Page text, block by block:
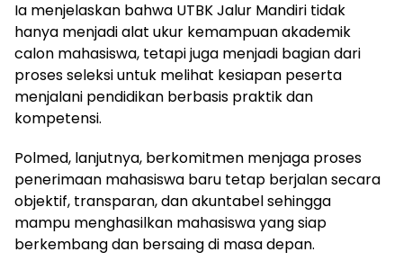
Ia menjelaskan bahwa UTBK Jalur Mandiri tidak
hanya menjadi alat ukur kemampuan akademik
calon mahasiswa, tetapi juga menjadi bagian dari
proses seleksi untuk melihat kesiapan peserta
menjalani pendidikan berbasis praktik dan
kompetensi.
Polmed, lanjutnya, berkomitmen menjaga proses
penerimaan mahasiswa baru tetap berjalan secara
objektif, transparan, dan akuntabel sehingga
mampu menghasilkan mahasiswa yang siap
berkembang dan bersaing di masa depan.